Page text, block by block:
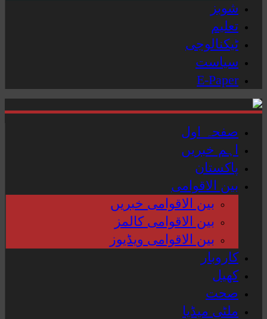
شوبز
تعلیم
ٹیکنالوجی
سیاست
E-Paper
صفحہ اول
اہم خبریں
پاکستان
بین الاقوامی
بین الاقوامی خبریں
بین الاقوامی کالمز
بین الاقوامی ویڈیوز
کاروبار
کھیل
صحت
ملٹی میڈیا